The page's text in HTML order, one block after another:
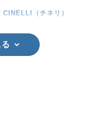
CINELLI（チネリ）